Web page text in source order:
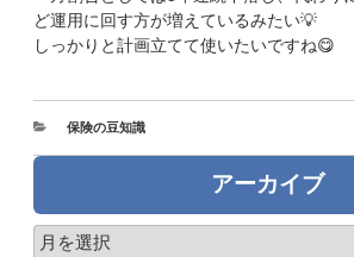
ど運用に回す方が増えているみたい💡
しっかりと計画立てて使いたいですね😋
カ
保険の豆知識
アーカイブ
ア